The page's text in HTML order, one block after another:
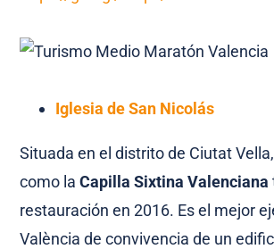
Iglesia de San Nicolás
Situada en el distrito de Ciutat
como laCapilla Sixtina Valenciana
restauración en 2016. Es el mejor
València de convivencia de un